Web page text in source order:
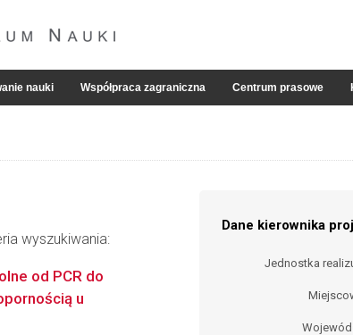
nauki Współpraca zagraniczna Centrum prasowe
wyszukiwania:
Dane kierownika
Jednostka
od PCR do
u